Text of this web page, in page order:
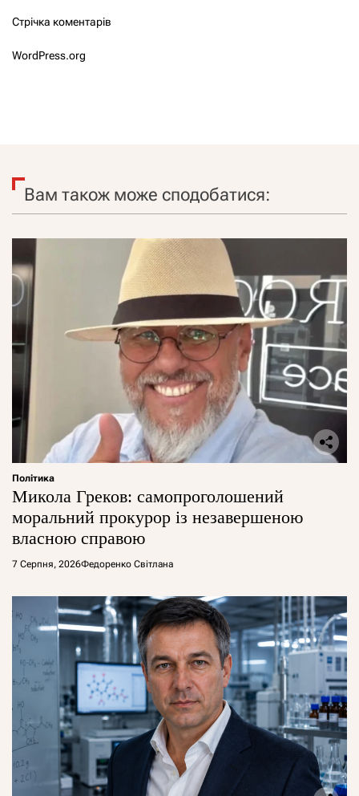
Стрічка коментарів
WordPress.org
Вам також може сподобатися:
Політика
Микола Греков: самопроголошений
моральний прокурор із незавершеною
власною справою
7 Серпня, 2026Федоренко Світлана